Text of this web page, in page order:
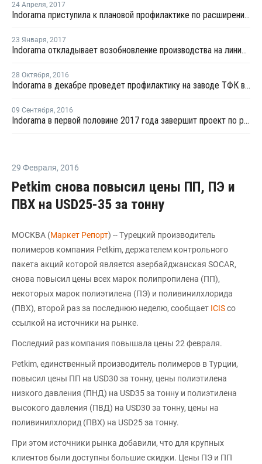
24 Апреля, 2017
Indorama приступила к плановой профилактике по расширению мощностей на заводе ТФК в Нидерландах
23 Января, 2017
Indorama откладывает возобновление производства на линии ТФК в Индонезии
28 Октября, 2016
Indorama в декабре проведет профилактику на заводе ТФК в Чилегоне
09 Сентября, 2016
Indorama в первой половине 2017 года завершит проект по расширению мощностей ТФК в Роттердаме
29 Февраля, 2016
Petkim снова повысил цены ПП, ПЭ и
ПВХ на USD25-35 за тонну
МОСКВА (Маркет Репорт) -- Турецкий производитель
полимеров компания Petkim, держателем контрольного
пакета акций которой является азербайджанская SOCAR,
снова повысил цены всех марок полипропилена (ПП),
некоторых марок полиэтилена (ПЭ) и поливинилхлорида
(ПВХ), второй раз за последнюю неделю, сообщает ICISсо
ссылкой на источники на рынке.
Последний раз компания повышала цены 22 февраля.
Petkim, единственный производитель полимеров в Турции,
повысил цены ПП на USD30 за тонну, цены полиэтилена
низкого давления (ПНД) на USD35 за тонну и полиэтилена
высокого давления (ПВД) на USD30 за тонну, цены на
поливинилхлорид (ПВХ) на USD25 за тонну.
При этом источники рынка добавили, что для крупных
клиентов были доступны большие скидки. Цены ПЭ и ПП